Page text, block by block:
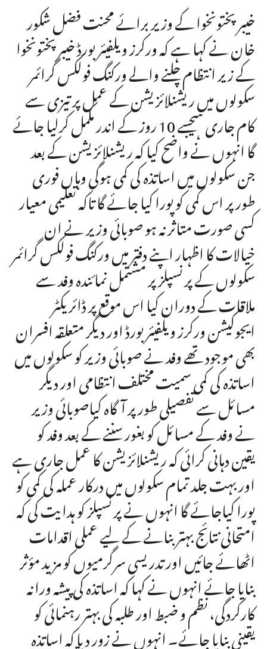
خیبرپختونخوا کے وزیر برائے محنت فضل شکور
خان نے کہا ہے کہ ورکرز ویلفیئر بورڈ خیبرپختونخوا
کے زیر انتظام چلنے والے ورکنگ فولکس گرائمر
سکولوں میں ریشنلائزیشن کے عمل پر تیزی سے
کام جاری ہیجسے 10 روز کے اندر مکمل کرلیا جائے
گا انہوں نے واضح کیا کہ ریشنلائزیشن کے بعد
جن سکولوں میں اساتذہ کی کمی ہوگی وہاں فوری
طور پر اس کمی کو پورا کیا جائے گا تاکہ تعلیمی معیار
کسی صورت متاثر نہ ہو صوبائی وزیر نے ان
خیالات کا اظہار اپنے دفتر میں ورکنگ فولکس گرائمر
سکولوں کے پرنسپلز پر مشتمل نمائندہ وفد سے
ملاقات کے دوران کیا اس موقع پر ڈائریکٹر
ایجوکیشن ورکرز ویلفیئر بورڈ اور دیگر متعلقہ افسران
بھی موجود تھے وفد نے صوبائی وزیر کو سکولوں میں
اساتذہ کی کمی سمیت مختلف انتظامی اور دیگر
مسائل سے تفصیلی طور پر آگاہ کیاصوبائی وزیر
نے وفد کے مسائل کو بغور سننے کے بعد وفد کو
یقین دہانی کرائی کہ ریشنلائزیشن کا عمل جاری ہے
اور بہت جلد تمام سکولوں میں درکار عملہ کی کمی کو
پورا کیاجائے گا انہوں نے پرنسپلز کو ہدایت کی کہ
امتحانی نتائج بہتر بنانے کے لیے عملی اقدامات
اٹھائے جائیں اور تدریسی سرگرمیوں کو مزید مؤثر
بنایا جائے انہوں نے کہا کہ اساتذہ کی پیشہ ورانہ
کارکردگی، نظم و ضبط اور طلبہ کی بہتر رہنمائی کو
یقینی بنایا جائے۔ انہوں نے زور دیا کہ اساتذہ